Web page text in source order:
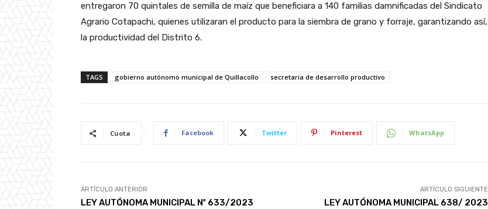
entregaron 70 quintales de semilla de maíz que beneficiara a 140 familias damnificadas del Sindicato
Agrario Cotapachi, quienes utilizaran el producto para la siembra de grano y forraje, garantizando así,
la productividad del Distrito 6.
TAGS gobierno autónomo municipal de Quillacollo secretaria de desarrollo productivo
Cuota Facebook Twitter Pinterest WhatsApp
ARTÍCULO ANTERIOR
LEY AUTÓNOMA MUNICIPAL Nº 633/2023
ARTÍCULO SIGUIENTE
LEY AUTÓNOMA MUNICIPAL 638/ 2023